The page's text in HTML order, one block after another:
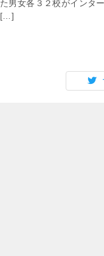
た男女各３２校がインタ
[…]